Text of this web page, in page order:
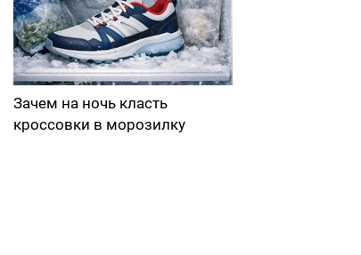
Зачем на ночь класть
кроссовки в морозилку